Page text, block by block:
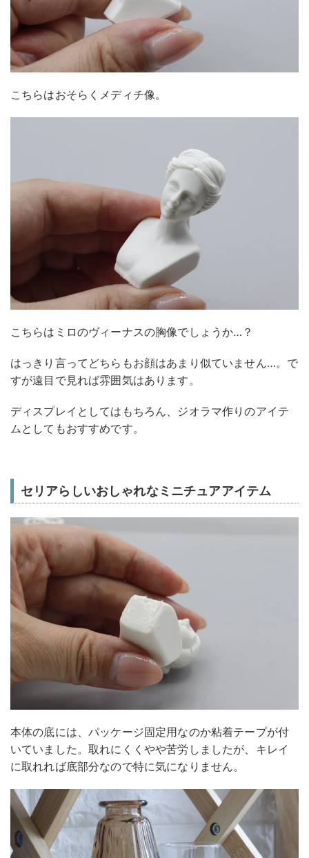
こちらはおそらくメディチ像。
こちらはミロのヴィーナスの胸像でしょうか…？
はっきり言ってどちらもお顔はあまり似ていません…。で
すが遠目で見れば雰囲気はあります。
ディスプレイとしてはもちろん、ジオラマ作りのアイテ
ムとしてもおすすめです。
セリアらしいおしゃれなミニチュアアイテム
本体の底には、パッケージ固定用なのか粘着テープが付
いていました。取れにくくやや苦労しましたが、キレイ
に取れれば底部分なので特に気になりません。